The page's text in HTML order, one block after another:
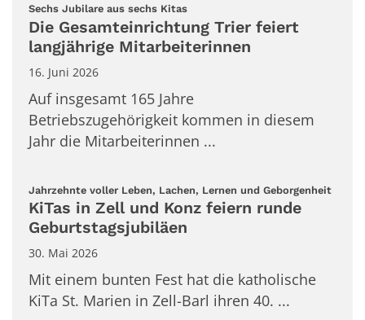
Sechs Jubilare aus sechs Kitas:
Die Gesamteinrichtung Trier feiert
langjährige Mitarbeiterinnen
16. Juni 2026
Auf insgesamt 165 Jahre
Betriebszugehörigkeit kommen in diesem
Jahr die Mitarbeiterinnen ...
Jahrzehnte voller Leben, Lachen, Lernen und Geborgenheit:
KiTas in Zell und Konz feiern runde
Geburtstagsjubiläen
30. Mai 2026
Mit einem bunten Fest hat die katholische
KiTa St. Marien in Zell-Barl ihren 40. ...